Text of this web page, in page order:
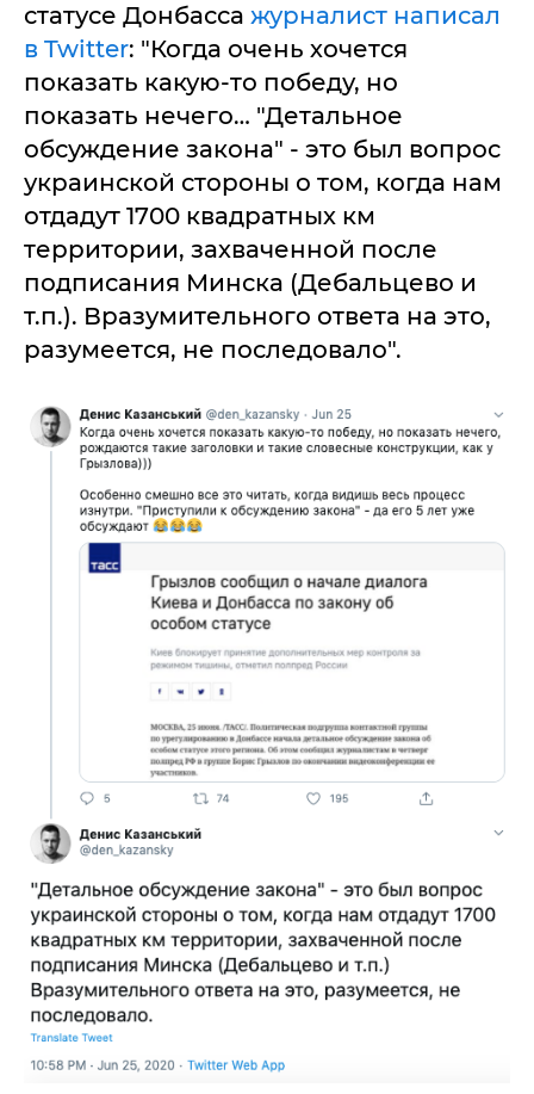
статусе Донбасса журналист написал
в Twitter: "Когда очень хочется
показать какую-то победу, но
показать нечего… "Детальное
обсуждение закона" - это был вопрос
украинской стороны о том, когда нам
отдадут 1700 квадратных км
территории, захваченной после
подписания Минска (Дебальцево и
т.п.). Вразумительного ответа на это,
разумеется, не последовало".